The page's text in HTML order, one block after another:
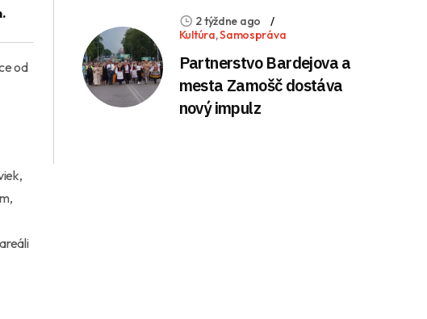
od
2 týždne ago
Kultúra,Samospráva
Partnerstvo Bardejova a
mesta Zamošč dostáva
nový impulz